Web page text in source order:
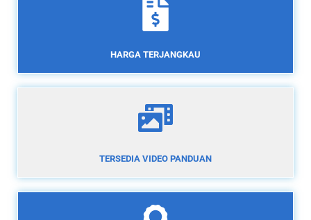
HARGA TERJANGKAU
TERSEDIA VIDEO PANDUAN